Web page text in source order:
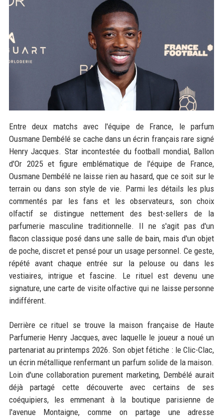
Entre deux matchs avec l'équipe de France, le parfum
Ousmane Dembélé se cache dans un écrin français rare signé
Henry Jacques. Star incontestée du football mondial, Ballon
d'Or 2025 et figure emblématique de l'équipe de France,
Ousmane Dembélé ne laisse rien au hasard, que ce soit sur le
terrain ou dans son style de vie. Parmi les détails les plus
commentés par les fans et les observateurs, son choix
olfactif se distingue nettement des best-sellers de la
parfumerie masculine traditionnelle. Il ne s'agit pas d'un
flacon classique posé dans une salle de bain, mais d'un objet
de poche, discret et pensé pour un usage personnel. Ce geste,
répété avant chaque entrée sur la pelouse ou dans les
vestiaires, intrigue et fascine. Le rituel est devenu une
signature, une carte de visite olfactive qui ne laisse personne
indifférent.
Derrière ce rituel se trouve la maison française de Haute
Parfumerie Henry Jacques, avec laquelle le joueur a noué un
partenariat au printemps 2026. Son objet fétiche : le Clic-Clac,
un écrin métallique renfermant un parfum solide de la maison.
Loin d'une collaboration purement marketing, Dembélé aurait
déjà partagé cette découverte avec certains de ses
coéquipiers, les emmenant à la boutique parisienne de
l'avenue Montaigne, comme on partage une adresse